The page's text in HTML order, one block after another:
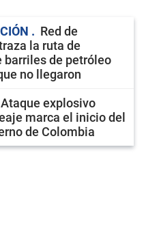
Red de
la ruta de
barriles de petróleo
no llegaron
Ataque explosivo
marca el inicio del
de Colombia